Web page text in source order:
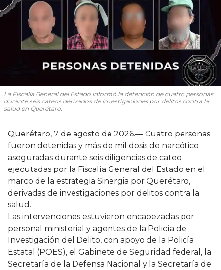
La Fiscalía General del Estado informó la detención de cuatro personas
durante seis cateos derivados de investigaciones por delitos contra la
salud en Querétaro.
Querétaro, 7 de agosto de 2026.— Cuatro personas
fueron detenidas y más de mil dosis de narcótico
aseguradas durante seis diligencias de cateo
ejecutadas por la Fiscalía General del Estado en el
marco de la estrategia Sinergia por Querétaro,
derivadas de investigaciones por delitos contra la
salud.
Las intervenciones estuvieron encabezadas por
personal ministerial y agentes de la Policía de
Investigación del Delito, con apoyo de la Policía
Estatal (POES), el Gabinete de Seguridad federal, la
Secretaría de la Defensa Nacional y la Secretaría de